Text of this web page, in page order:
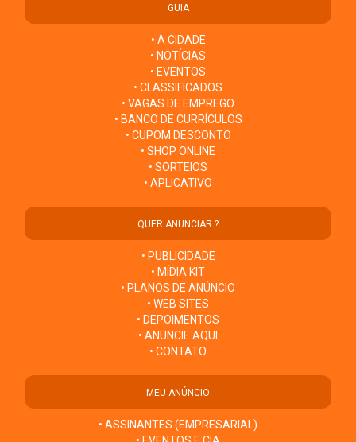
GUIA
• A CIDADE
• NOTÍCIAS
• EVENTOS
• CLASSIFICADOS
• VAGAS DE EMPREGO
• BANCO DE CURRÍCULOS
• CUPOM DESCONTO
• SHOP ONLINE
• SORTEIOS
• APLICATIVO
QUER ANUNCIAR ?
• PUBLICIDADE
• MÍDIA KIT
• PLANOS DE ANÚNCIO
• WEB SITES
• DEPOIMENTOS
• ANUNCIE AQUI
• CONTATO
MEU ANÚNCIO
• ASSINANTES (EMPRESARIAL)